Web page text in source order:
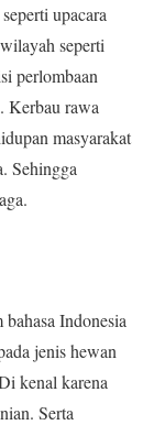
upacara
seperti
perlombaan
Kerbau rawa
masyarakat
Sehingga
Indonesia
jenis hewan
kenal karena
Serta